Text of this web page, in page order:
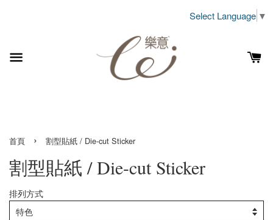
Select Language ▼
首頁 › 割型貼紙 / Die-cut Sticker
割型貼紙 / Die-cut Sticker
排列方式